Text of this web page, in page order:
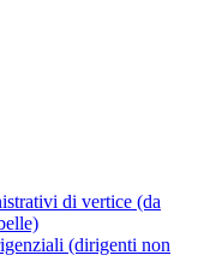
di vertice (da
(dirigenti non